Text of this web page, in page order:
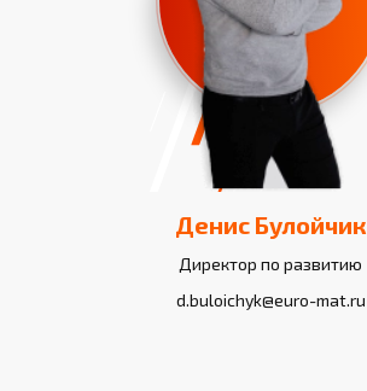
Денис Булойчик
Директор по развитию
d.buloichyk@euro-mat.ru